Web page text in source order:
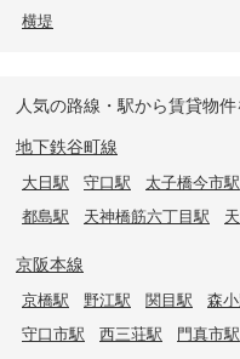
横堤
人気の路線・駅から賃貸物
地下鉄谷町線
大日駅 守口駅 太子橋今市駅
都島駅
天神橋筋六丁目駅
京阪本線
京橋駅 野江駅 関目駅 森
守口市駅
西三荘駅 門真市駅